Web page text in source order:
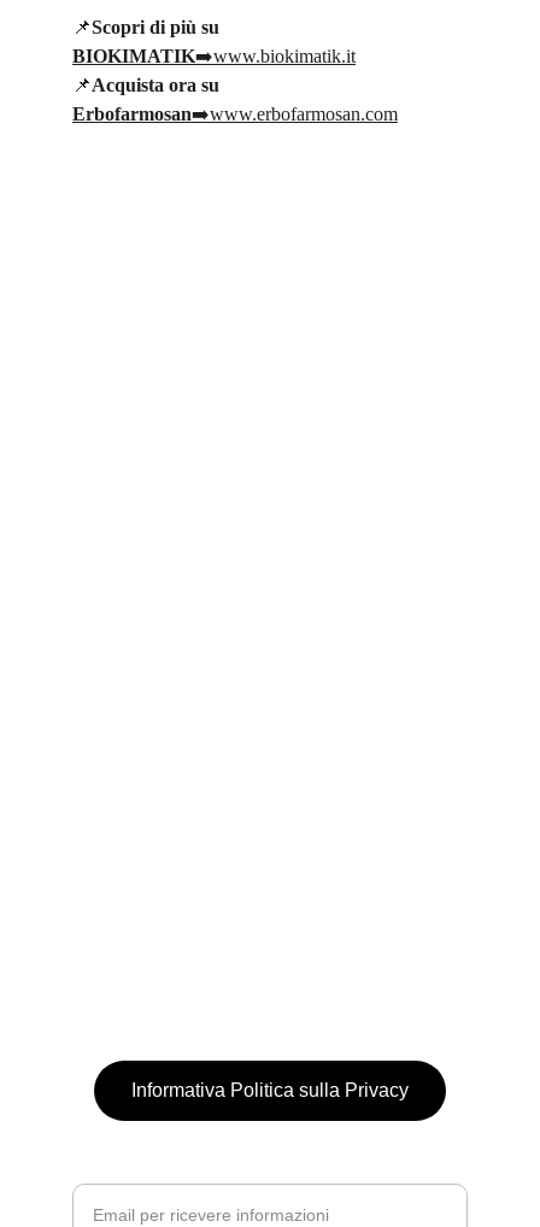
📌Scopri di più su
BIOKIMATIK➡️www.biokimatik.it
📌Acquista ora su
Erbofarmosan➡️www.erbofarmosan.com
Informativa Politica sulla Privacy